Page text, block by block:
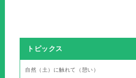
トピックス
自然（土）に触れて（憩い）